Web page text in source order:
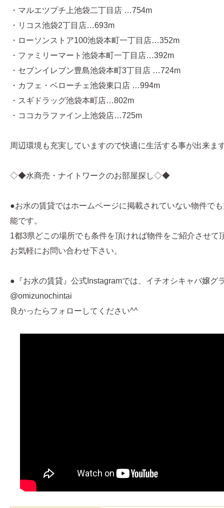
・マルエツプチ上池袋二丁目店 …754m
・リコス池袋2丁目店…693m
・ローソンストア100池袋本町一丁目店…352m
・ファミリーマート池袋本町一丁目店…392m
・セブンイレブン豊島池袋本町3丁目店 …724m
・カフェ・ベローチェ池袋東口店 …994m
・スギドラッグ池袋本町店…802m
・ココカラファイン上池袋店…725m
周辺環境も充実していますので快適に生活する事が出来ま
◇◆水商売・ナイトワークのお部屋探し◇◆
●お水の賃貸ではホームページに掲載されていない物件で
能です。
1都3県どこの場所でも条件を頂ければ物件をご紹介させて
お気軽にお問い合わせ下さい。
●『お水の賃貸』公式Instagramでは、イチオシキャバ嬢グ
@omizunochintai
良かったらフォローしてください^^